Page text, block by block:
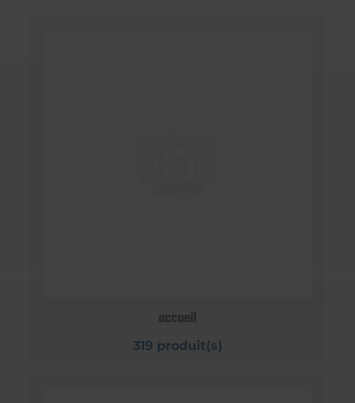
accueil
319 produit(s)